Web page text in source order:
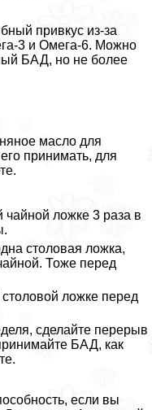
привкус из-за
3 и Омега-6. Можно
БАД, но не более
масло для
принимать, для
ложке 3 раза в
столовая ложка,
Тоже перед
ложке перед
сделайте перерыв
БАД, как
если вы